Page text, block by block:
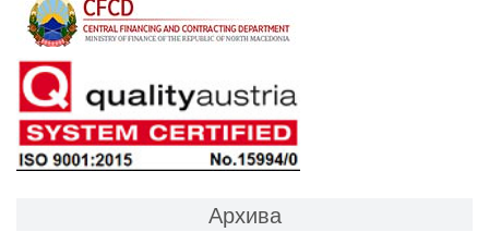
Архива